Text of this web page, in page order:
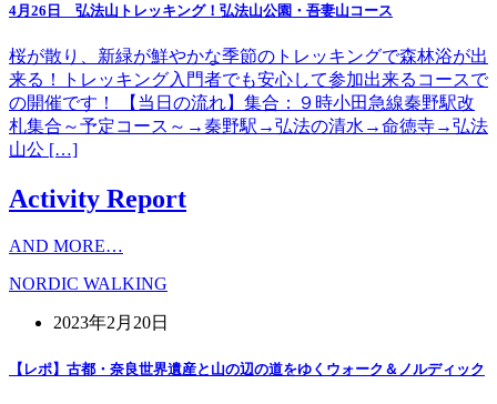
4月26日 弘法山トレッキング！弘法山公園・吾妻山コース
桜が散り、新緑が鮮やかな季節のトレッキングで森林浴が出
来る！トレッキング入門者でも安心して参加出来るコースで
の開催です！ 【当日の流れ】集合：９時小田急線秦野駅改
札集合～予定コース～→秦野駅→弘法の清水→命徳寺→弘法
山公 […]
Activity Report
AND MORE…
NORDIC WALKING
2023年2月20日
【レポ】古都・奈良世界遺産と山の辺の道をゆくウォーク＆ノルディック